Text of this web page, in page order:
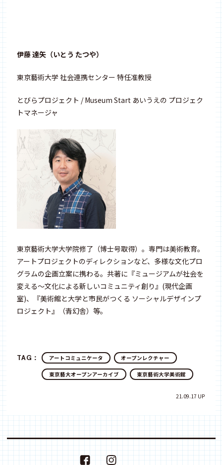
伊藤 達矢（いとう たつや）
東京藝術大学 社会連携センター 特任准教授
とびらプロジェクト / Museum Start あいうえの プロジェク
トマネージャ
東京藝術大学大学院修了（博士号取得）。専門は美術教育。
アートプロジェクトのディレクションなど、多様な文化プロ
グラムの企画立案に携わる。共著に『ミュージアムが社会を
変える〜文化による新しいコミュニティ創り』(現代企画
室)、『美術館と大学と市民がつくる ソーシャルデザインプ
ロジェクト』（青幻舎）等。
TAG： アートコミュニケータ オープンレクチャー
東京藝大オープンアーカイブ 東京藝術大学美術館
21.09.17 UP